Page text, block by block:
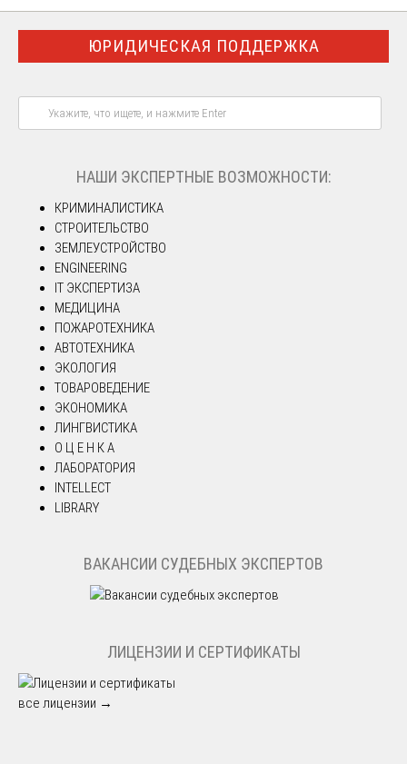
ЮРИДИЧЕСКАЯ ПОДДЕРЖКА
НАШИ ЭКСПЕРТНЫЕ ВОЗМОЖНОСТИ:
КРИМИНАЛИСТИКА
СТРОИТЕЛЬСТВО
ЗЕМЛЕУСТРОЙСТВО
ENGINEERING
IT ЭКСПЕРТИЗА
МЕДИЦИНА
ПОЖАРОТЕХНИКА
АВТОТЕХНИКА
ЭКОЛОГИЯ
ТОВАРОВЕДЕНИЕ
ЭКОНОМИКА
ЛИНГВИСТИКА
О Ц Е Н К А
ЛАБОРАТОРИЯ
INTELLECT
LIBRARY
ВАКАНСИИ СУДЕБНЫХ ЭКСПЕРТОВ
ЛИЦЕНЗИИ И СЕРТИФИКАТЫ
все лицензии →